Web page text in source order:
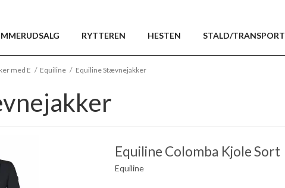
RYTTEREN HESTEN STALD/TRANSPORT
med E / Equiline / Equiline Stævnejakker
Equiline Colomba Kjole Sort
Equiline